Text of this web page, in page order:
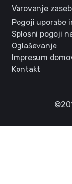
Varovanje
Pogoji uporabe
Splosni pogoji
Oglaševanje
Impresum
Kontakt